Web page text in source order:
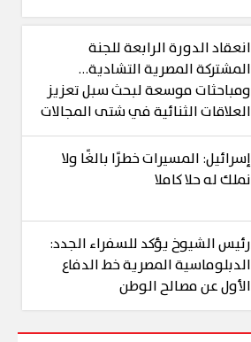
انعقاد الدورة الرابعة للجنة
المشتركة المصرية التشادية…
ومباحثات موسعة لبحث سبل تعزيز
العلاقات الثنائية في شتى المجالات
إسرائيل: المسيرات خطرًا بالغًا ولا
نملك له حلا كاملا
رئيس الشيوخ يؤكد للسفراء الجدد:
الدبلوماسية المصرية خط الدفاع
الأول عن مصالح الوطن